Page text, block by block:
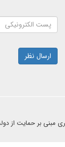
ارسال نظر
مبنی بر حمایت از